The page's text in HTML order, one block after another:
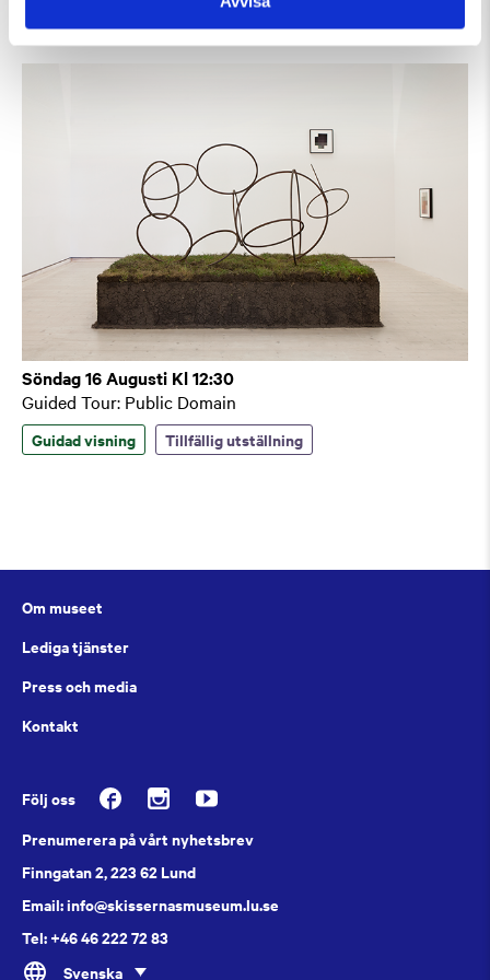
Söndag 16 Augusti Kl 12:30
Guided Tour: Public Domain
Guidad visning Tillfällig utställning
Om museet
Lediga tjänster
Press och media
Kontakt
Följ oss
Prenumerera på vårt nyhetsbrev
Finngatan 2, 223 62 Lund
Email: info@skissernasmuseum.lu.se
Tel: +46 46 222 72 83
Svenska